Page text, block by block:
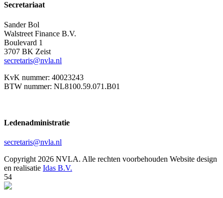
Secretariaat
Sander Bol
Walstreet Finance B.V.
Boulevard 1
3707 BK Zeist
secretaris@nvla.nl
KvK nummer: 40023243
BTW nummer: NL8100.59.071.B01
Ledenadministratie
secretaris@nvla.nl
Copyright 2026 NVLA. Alle rechten voorbehouden Website design
en realisatie Idas B.V.
54